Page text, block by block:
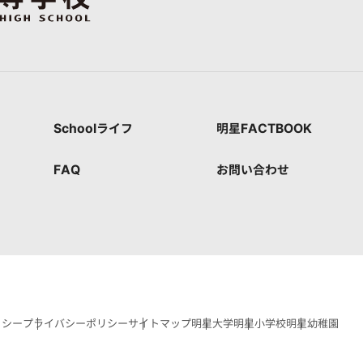
Schoolライフ 明星FACTBOOK
FAQ お問い合わせ
ープライバシーポリシーサイトマップ明星大学明星小学校明星幼稚園